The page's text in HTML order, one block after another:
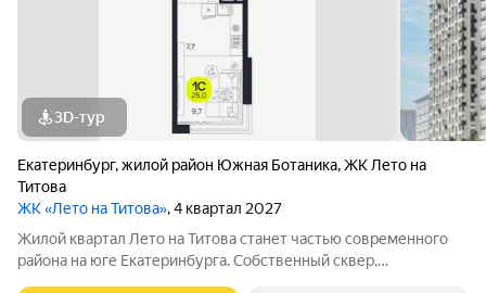
3D-тур
Екатеринбург,жилой район Южная Ботаника,ЖК Лето на
Титова
ЖК «Лето на Титова», 4 квартал 2027
Жилой квартал Лето на Титова станет частью современного
района на юге Екатеринбурга. Собственный сквер,